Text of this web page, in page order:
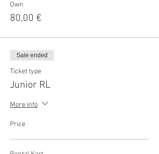
Own
80,00 €
Sale ended
Ticket type
Junior RL
More info
Price